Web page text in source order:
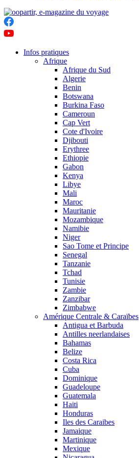
Infos pratiques
Afrique
Afrique du Sud
Algerie
Benin
Botswana
Burkina Faso
Cameroun
Cap Vert
Cote d'Ivoire
Djibouti
Erythree
Ethiopie
Gabon
Kenya
Libye
Mali
Maroc
Mauritanie
Mozambique
Namibie
Niger
Sao Tome et Principe
Senegal
Tanzanie
Tchad
Tunisie
Zambie
Zanzibar
Zimbabwe
Amérique Centrale & Caraïbes
Antigua et Barbuda
Antilles neerlandaises
Bahamas
Belize
Costa Rica
Cuba
Dominique
Guadeloupe
Guatemala
Haiti
Honduras
Iles des Caraibes
Jamaique
Martinique
Mexique